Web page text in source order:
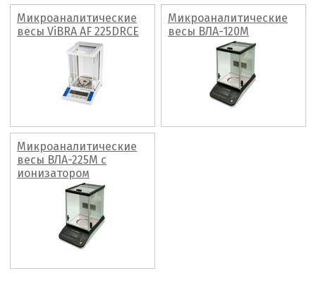
Микроаналитические
весы ViBRA AF 225DRCE
Микроаналитические
весы ВЛА-120М
Микроаналитические
весы ВЛА-225М с
ионизатором